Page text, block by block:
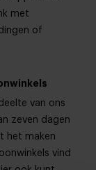
met
of
van ons
zeven dagen
het maken
vind